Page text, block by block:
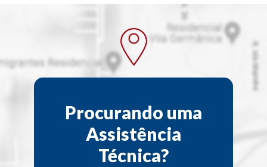
Procurando uma
Assistência
Técnica?